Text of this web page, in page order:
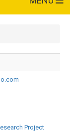
Project